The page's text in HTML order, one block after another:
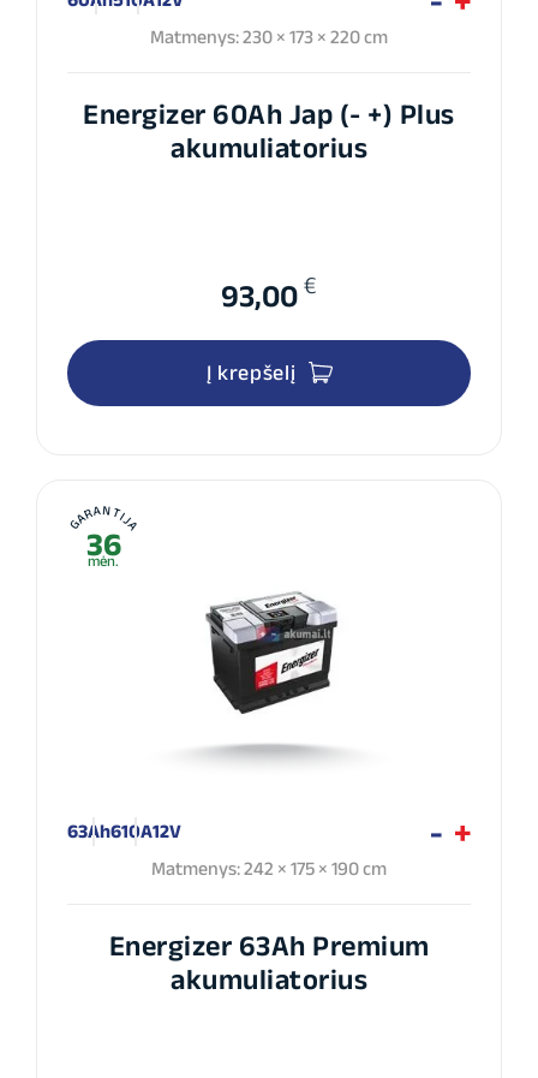
Matmenys: 230 × 173 × 220 cm
Energizer 60Ah Jap (- +) Plus
akumuliatorius
93,00 €
Į krepšelį
GARANTIJA
36
mėn.
63Ah610A12V
Matmenys: 242 × 175 × 190 cm
Energizer 63Ah Premium
akumuliatorius